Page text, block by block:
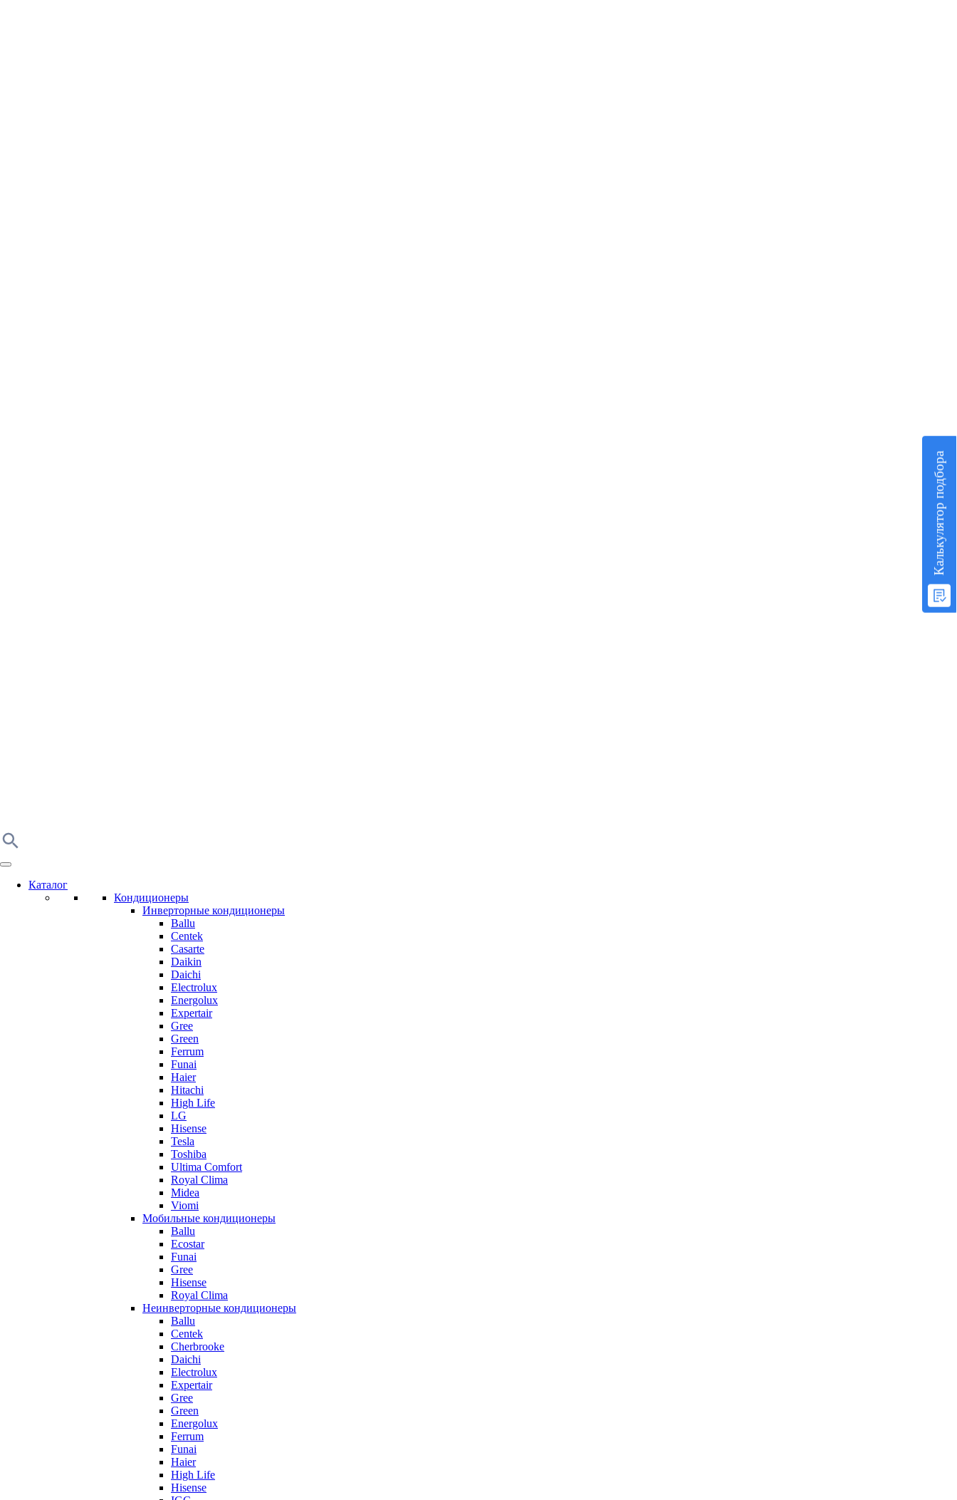
Каталог
Кондиционеры
Инверторные кондиционеры
Ballu
Centek
Casarte
Daikin
Daichi
Electrolux
Energolux
Expertair
Gree
Green
Ferrum
Funai
Haier
Hitachi
High Life
LG
Hisense
Tesla
Toshiba
Ultima Comfort
Royal Clima
Midea
Viomi
Мобильные кондиционеры
Ballu
Ecostar
Funai
Gree
Hisense
Royal Clima
Неинверторные кондиционеры
Ballu
Centek
Cherbrooke
Daichi
Electrolux
Expertair
Gree
Green
Energolux
Ferrum
Funai
Haier
High Life
Hisense
Калькулятор подбора